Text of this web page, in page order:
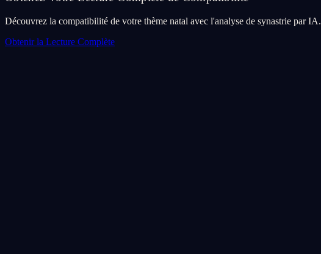
Découvrez la compatibilité de votre thème natal avec l'analyse de synastrie par IA.
Obtenir la Lecture Complète